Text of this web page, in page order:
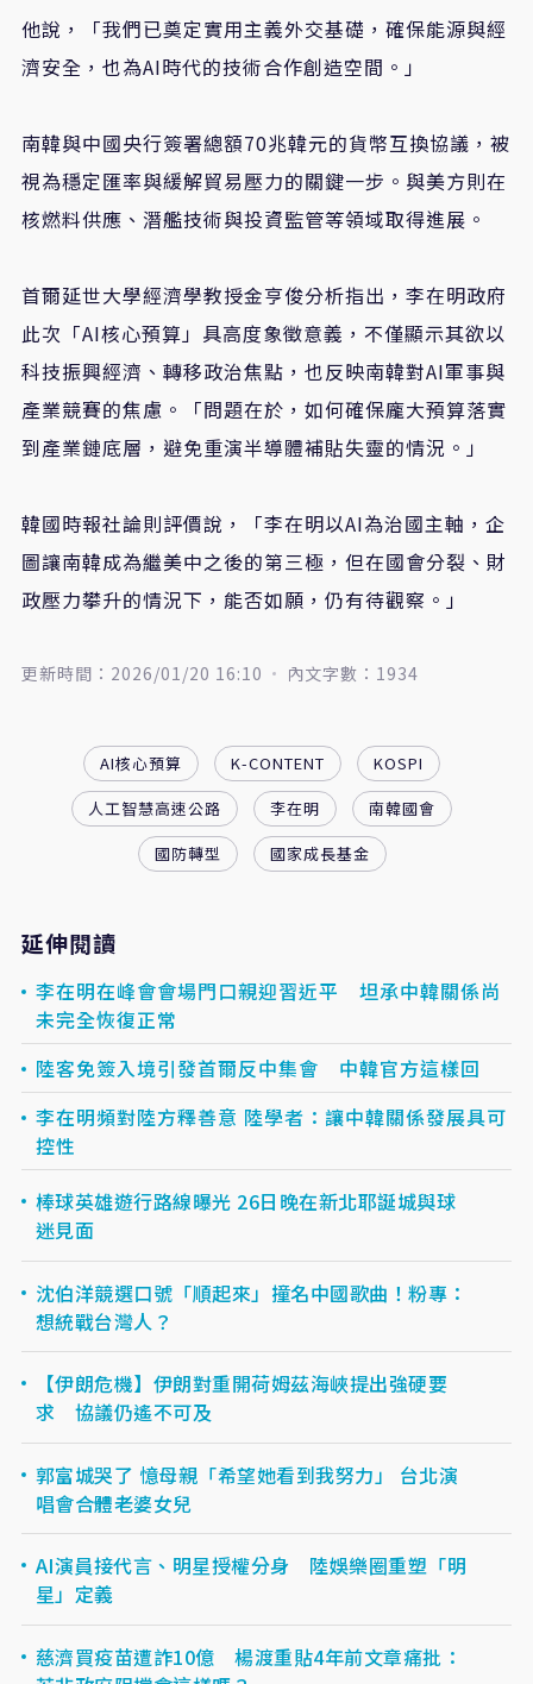
他說，「我們已奠定實用主義外交基礎，確保能源與經
濟安全，也為AI時代的技術合作創造空間。」
南韓與中國央行簽署總額70兆韓元的貨幣互換協議，被
視為穩定匯率與緩解貿易壓力的關鍵一步。與美方則在
核燃料供應、潛艦技術與投資監管等領域取得進展。
首爾延世大學經濟學教授金亨俊分析指出，李在明政府
此次「AI核心預算」具高度象徵意義，不僅顯示其欲以
科技振興經濟、轉移政治焦點，也反映南韓對AI軍事與
產業競賽的焦慮。「問題在於，如何確保龐大預算落實
到產業鏈底層，避免重演半導體補貼失靈的情況。」
韓國時報社論則評價說，「李在明以AI為治國主軸，企
圖讓南韓成為繼美中之後的第三極，但在國會分裂、財
政壓力攀升的情況下，能否如願，仍有待觀察。」
更新時間：2026/01/20 16:10 內文字數：1934
AI核心預算 K-CONTENT
KOSPI
人工智慧高速公路
李在明
南韓國會
國防轉型
國家成長基金
延伸閱讀
李在明在峰會會場門口親迎習近平 坦承中韓關係尚
未完全恢復正常
陸客免簽入境引發首爾反中集會 中韓官方這樣回
李在明頻對陸方釋善意 陸學者：讓中韓關係發展具可
控性
棒球英雄遊行路線曝光 26日晚在新北耶誕城與球
迷見面
沈伯洋競選口號「順起來」撞名中國歌曲！粉專：
想統戰台灣人？
【伊朗危機】伊朗對重開荷姆茲海峽提出強硬要
求 協議仍遙不可及
郭富城哭了 憶母親「希望她看到我努力」 台北演
唱會合體老婆女兒
AI演員接代言、明星授權分身 陸娛樂圈重塑「明
星」定義
慈濟買疫苗遭詐10億 楊渡重貼4年前文章痛批：